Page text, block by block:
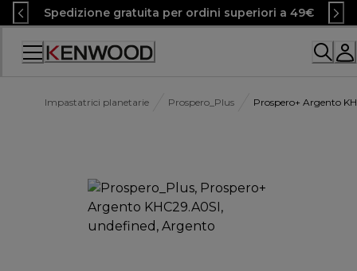
Skip
to
Content
Spedizione gratuita per ordini superiori a 49€
Accessibility
Impastatrici planetarie Prospero_Plus Prospero+ Argento